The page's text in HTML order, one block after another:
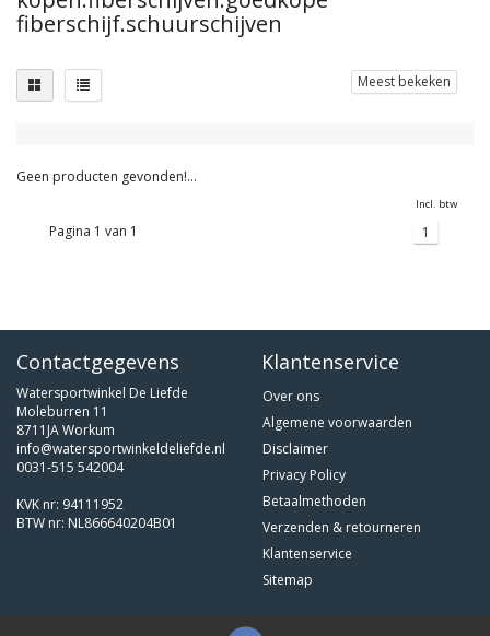
fiberschijf.schuurschijven
Meest bekeken
Geen producten gevonden!...
Incl. btw
Pagina 1 van 1 1
Contactgegevens
Watersportwinkel De Liefde
Moleburren 11
8711JA Workum
info@watersportwinkeldeliefde.nl
0031-515 542004
KVK nr: 94111952
BTW nr: NL866640204B01
Klantenservice
Over ons
Algemene voorwaarden
Disclaimer
Privacy Policy
Betaalmethoden
Verzenden & retourneren
Klantenservice
Sitemap